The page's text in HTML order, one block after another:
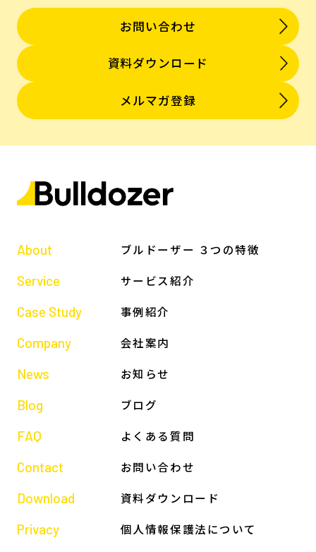
お問い合わせ
資料ダウンロード
メルマガ登録
About ブルドーザー ３つの特徴
Service サービス紹介
Case Study 事例紹介
Company 会社案内
News お知らせ
Blog ブログ
FAQ よくある質問
Contact お問い合わせ
Download 資料ダウンロード
Privacy 個人情報保護法について